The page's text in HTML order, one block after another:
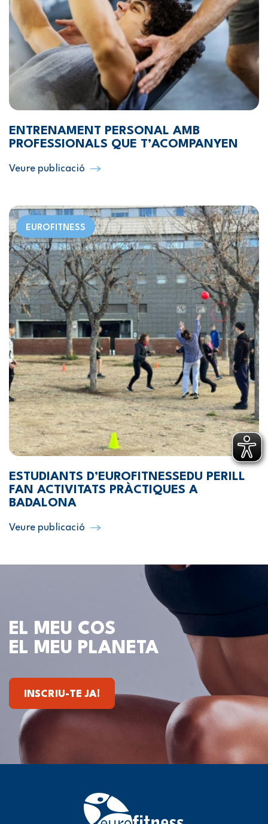
ENTRENAMENT PERSONAL AMB
PROFESSIONALS QUE T’ACOMPANYEN
Veure publicació
EUROFITNESS
ESTUDIANTS D’EUROFITNESSEDU PERILL
FAN ACTIVITATS PRÀCTIQUES A
BADALONA
Veure publicació
EL MEU COS
EL MEU PLANETA
INSCRIU-TE JA!